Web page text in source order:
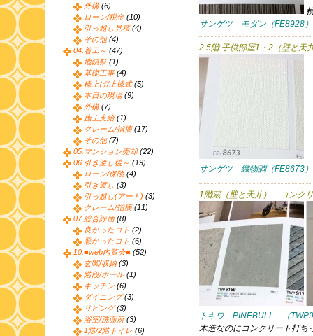
サンゲツ モダン（FE8928）
2.5階 子供部屋1・2（壁と天
サンゲツ 織物調（FE8673）
1階蔵（壁と天井） – コンク
トキワ PINEBULL （
木造なのにコンクリート打
外構(6)
ローン/税金(10)
引っ越し見積(4)
その他 (4)
04.着工～ (47)
地鎮祭 (1)
基礎工事(4)
棟上げ/上棟式(5)
本日の現場(9)
外構(7)
施主支給(1)
クレーム/指摘(17)
その他 (7)
05.マンション売却(22)
06.引き渡し後～ (19)
ローン/保険(4)
引き渡し (3)
引っ越し(アート) (3)
クレーム/指摘(11)
07.総合評価(8)
良かったコト (2)
悪かったコト (6)
10.■web内覧会■ (52)
玄関/収納(3)
階段/ホール(1)
キッチン (6)
ダイニング(3)
リビング(3)
浴室/洗面所(3)
1階/2階トイレ (6)